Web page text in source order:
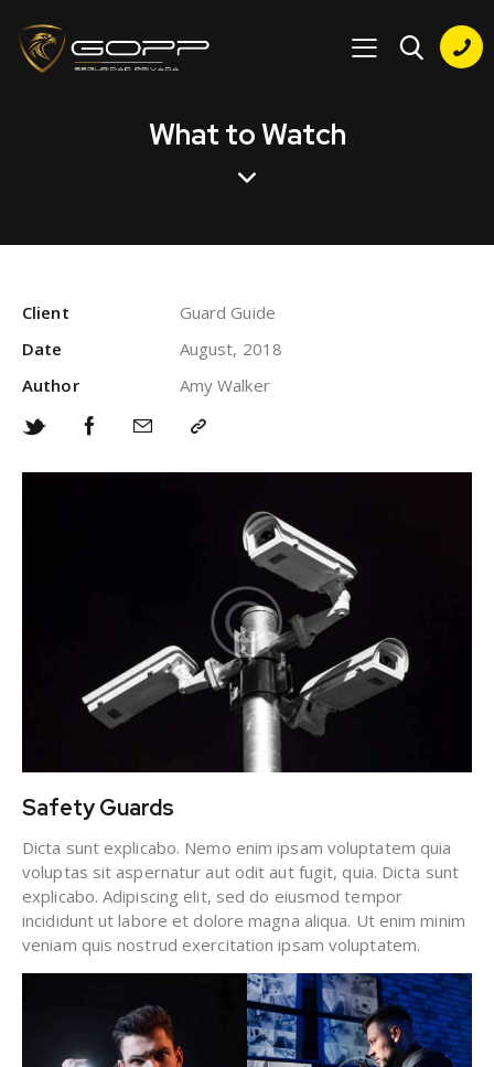
What to Watch
Safety Guards
Dicta sunt explicabo. Nemo enim ipsam voluptatem quia
voluptas sit aspernatur aut odit aut fugit, quia. Dicta sunt
explicabo. Adipiscing elit, sed do eiusmod tempor
incididunt ut labore et dolore magna aliqua. Ut enim minim
veniam quis nostrud exercitation ipsam voluptatem.
Client
Guard Guide
Date
August, 2018
Author
Amy Walker